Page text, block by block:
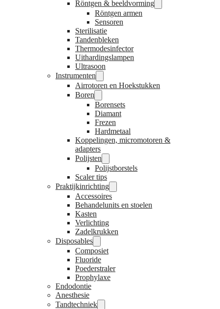
Röntgen & beeldvorming
Röntgen armen
Sensoren
Sterilisatie
Tandenbleken
Thermodesinfector
Uithardingslampen
Ultrasoon
Instrumenten
Airrotoren en Hoekstukken
Boren
Borensets
Diamant
Frezen
Hardmetaal
Koppelingen, micromotoren &
adapters
Polijsten
Polijstborstels
Scaler tips
Praktijkinrichting
Accessoires
Behandelunits en stoelen
Kasten
Verlichting
Zadelkrukken
Disposables
Composiet
Fluoride
Poederstraler
Prophylaxe
Endodontie
Anesthesie
Tandtechniek